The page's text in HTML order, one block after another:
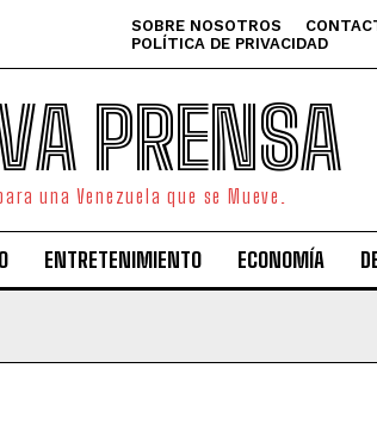
SOBRE NOSOTROS
POLÍTICA DE PRIVACIDAD
PRENSA
una Venezuela que se Mueve.
ENTRETENIMIENTO ECONOMÍA